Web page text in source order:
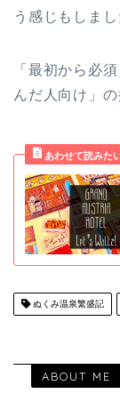
う感じもしまし
「最初から必
んだ人向け」
ぬくみ温泉繁盛記
ABOUT ME